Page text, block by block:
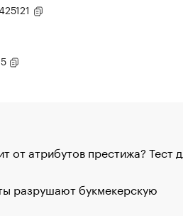
от атрибутов престижа? Тест
разрушают букмекерскую